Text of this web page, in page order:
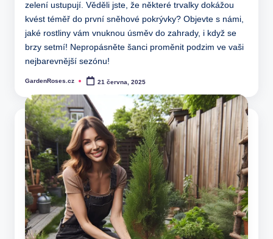
zelení ustupují. Věděli jste, že některé trvalky dokážou
kvést téměř do první sněhové pokrývky? Objevte s námi,
jaké rostliny vám vnuknou úsměv do zahrady, i když se
brzy setmí! Nepropásněte šanci proměnit podzim ve vaši
nejbarevnější sezónu!
Posted
GardenRoses.cz 21 června, 2025